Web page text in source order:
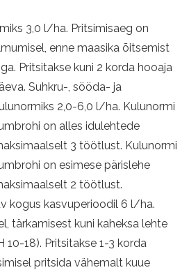
3,0 l/ha. Pritsimisaeg on
enne maasika õitsemist
Pritsitakse kuni 2 korda hooaja
Suhkru-, sööda- ja
2,0-6,0 l/ha. Kulunormi
on alles idulehtede
3 töötlust. Kulunormi
on esimese pärislehe
2 töötlust.
kogus kasvuperioodil 6 l/ha.
tärkamisest kuni kaheksa lehte
10-18). Pritsitakse 1-3 korda
pritsida vähemalt kuue